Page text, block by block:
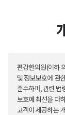
편강한의원(이하
및 정보보호에 관
준수하며, 관련 법
보호에 최선을 다
고객이 제공하는